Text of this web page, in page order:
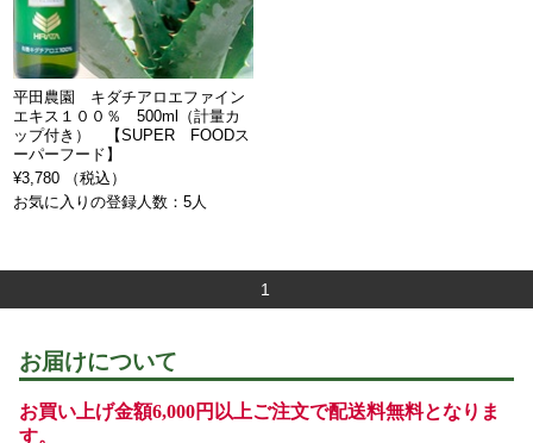
平田農園 キダチアロエファイン
エキス１００％ 500ml（計量カ
ップ付き） 【SUPER FOODス
ーパーフード】
¥3,780 （税込）
お気に入りの登録人数：5人
1